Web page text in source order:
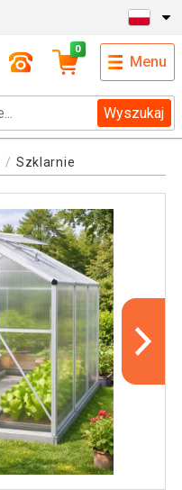
Wyszukaj
0
Menu
Szklarnie